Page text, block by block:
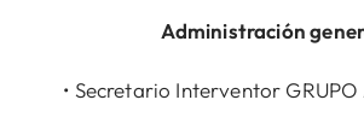
Administración
• Secretario Interventor GRUPO